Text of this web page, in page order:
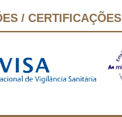
/ CERTIFICAÇÕES